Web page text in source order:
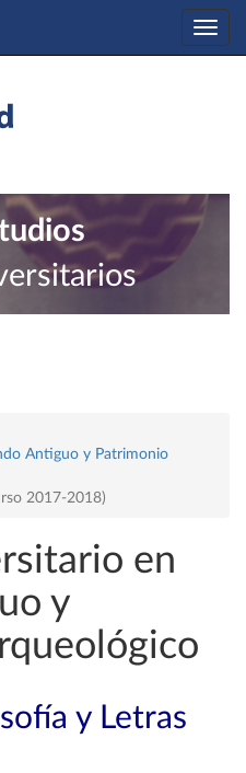
Antiguo y Patrimonio
2017-2018)
en
y
y Letras